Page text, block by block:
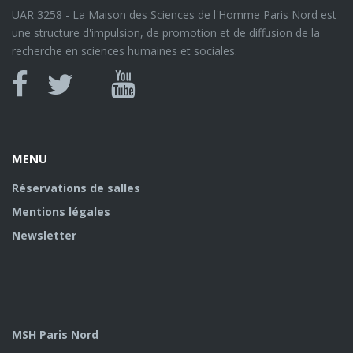
UAR 3258 - La Maison des Sciences de l'Homme Paris Nord est
une structure d'impulsion, de promotion et de diffusion de la
recherche en sciences humaines et sociales.
Canal
MENU
Réservations de salles
Mentions légales
Newsletter
MSH Paris Nord